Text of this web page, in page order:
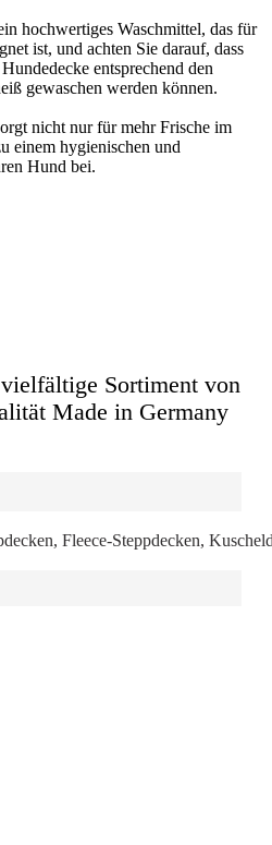
hochwertiges Waschmittel, das für
ist, und achten Sie darauf, dass
entsprechend den
gewaschen werden können.
nicht nur für mehr Frische im
einem hygienischen und
Hund bei.
Sortiment von
Made in Germany
Fleece-Steppdecken,